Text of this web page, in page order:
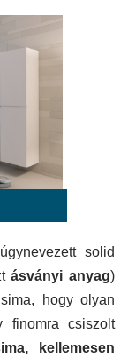
solid
ásványi anyag)
hogy olyan
finomra csiszolt
kellemesen